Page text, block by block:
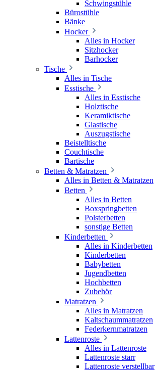
Schwingstühle
Bürostühle
Bänke
Hocker
Alles in Hocker
Sitzhocker
Barhocker
Tische
Alles in Tische
Esstische
Alles in Esstische
Holztische
Keramiktische
Glastische
Auszugstische
Beistelltische
Couchtische
Bartische
Betten & Matratzen
Alles in Betten & Matratzen
Betten
Alles in Betten
Boxspringbetten
Polsterbetten
sonstige Betten
Kinderbetten
Alles in Kinderbetten
Kinderbetten
Babybetten
Jugendbetten
Hochbetten
Zubehör
Matratzen
Alles in Matratzen
Kaltschaummatratzen
Federkernmatratzen
Lattenroste
Alles in Lattenroste
Lattenroste starr
Lattenroste verstellbar